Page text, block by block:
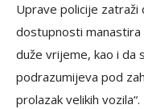
Uprave policije
dostupnosti manastira
duže vrijeme, kao i da
podrazumijeva pod
prolazak velikih vozila“.